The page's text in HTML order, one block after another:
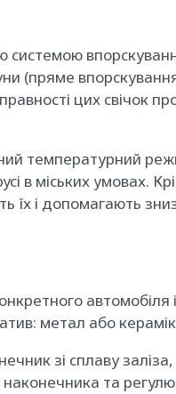
системою
(пряме
цих свічок
температурний
в міських умовах.
і допомагають
автомобіля і
метал або
зі сплаву
наконечника та